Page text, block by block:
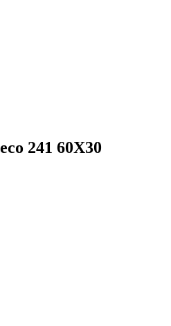
241 60X30